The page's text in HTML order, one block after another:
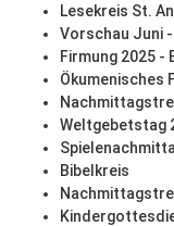
Lesekreis St.
Vorschau Juni
Firmung 2025 -
Ökumenisches
Weltgebetstag
Bibelkreis